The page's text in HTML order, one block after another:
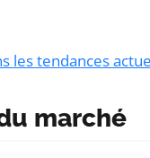
les tendances
marché